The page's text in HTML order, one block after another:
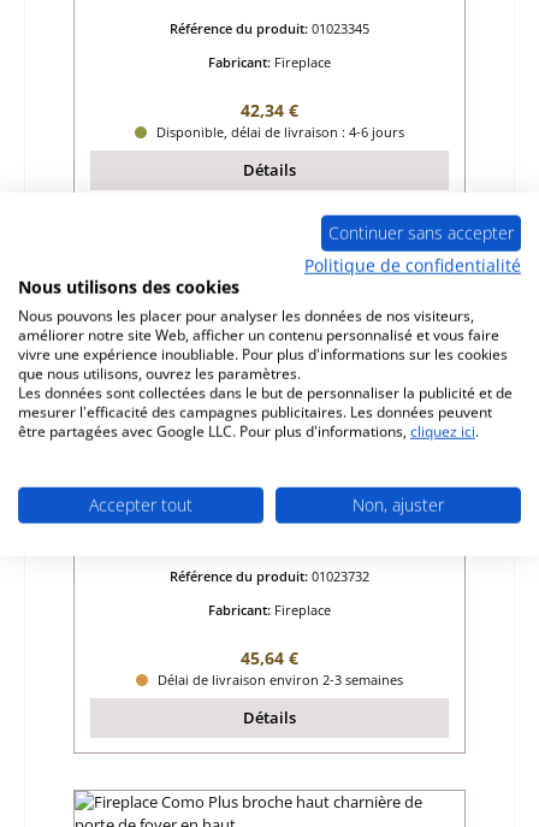
Référence du produit: 01023345
Fabricant: Fireplace
Prix régulier :
42,34 €
Disponible, délai de livraison : 4-6 jours
Détails
Fireplace Como Plus broche bas charnière
de porte de foyer en bas
Référence du produit: 01023732
Fabricant: Fireplace
Prix régulier :
45,64 €
Délai de livraison environ 2-3 semaines
Détails
Continuer sans accepter
Politique de confidentialité
Nous utilisons des cookies
Nous pouvons les placer pour analyser les données de nos visiteurs,
améliorer notre site Web, afficher un contenu personnalisé et vous faire
vivre une expérience inoubliable. Pour plus d'informations sur les cookies
que nous utilisons, ouvrez les paramètres.
Les données sont collectées dans le but de personnaliser la publicité et de
mesurer l'efficacité des campagnes publicitaires. Les données peuvent
être partagées avec Google LLC. Pour plus d'informations, cliquez ici.
Accepter tout Non, ajuster